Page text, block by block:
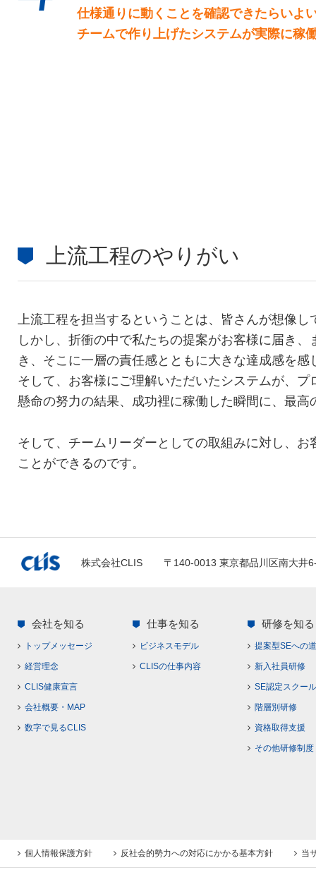
仕様通りに動くことを確認できたらいよ
チームで作り上げたシステムが実際に稼
上流工程のやりがい
上流工程を担当するということは、皆さんが想像
しかし、折衝の中で私たちの提案がお客様に届き
き、そこに一層の責任感とともに大きな達成感を感
そして、お客様にご理解いただいたシステムが、プ
懸命の努力の結果、成功裡に稼働した瞬間に、最高
そして、チームリーダーとしての取組みに対し、お
ことができるのです。
株式会社CLIS 〒140-0013 東京都品川区南大井
会社を知る
トップメッセージ
経営理念
CLIS健康宣言
会社概要・MAP
数字で見るCLIS
仕事を知る
ビジネスモデル
CLISの仕事内容
研修を知る
提案型SEへの道
新入社員研修
SE認定スクール
階層別研修
資格取得支援
その他研修制度
個人情報保護方針 反社会的勢力への対応にかかる基本方針 当